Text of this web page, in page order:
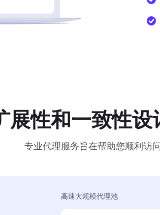
展性和一致性
专业代理服务旨在帮助您顺利访
高速大规模代理池